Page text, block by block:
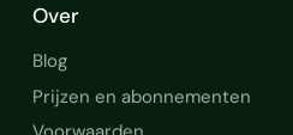
Over
Blog
Prijzen en abonnementen